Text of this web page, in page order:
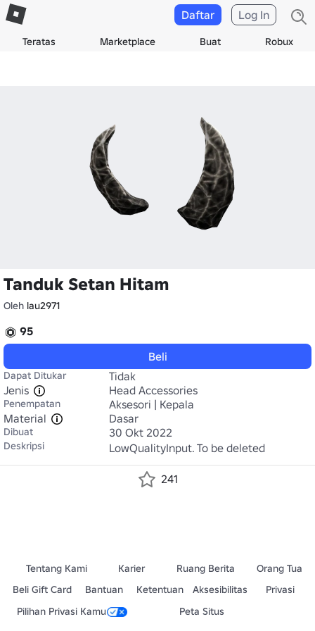
Teratas Marketplace Buat Robux
Daftar Log In
Tanduk Setan Hitam
Oleh lau2971
95
Beli
Dapat Ditukar
Tidak
Jenis
Head Accessories
Penempatan
Aksesori | Kepala
Material
Dasar
Dibuat 30 Okt 2022
Deskripsi LowQualityInput. To be deleted
241
Tentang Kami Karier Ruang Berita
Orang Tua
Beli Gift Card
Bantuan Ketentuan Aksesibilitas
Privasi
Pilihan Privasi Kamu
Peta Situs